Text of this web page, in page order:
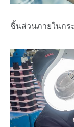
ชิ้นส่วนภายในกร